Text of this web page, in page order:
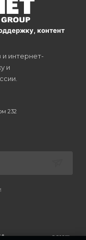
контент
и интернет-
и
232